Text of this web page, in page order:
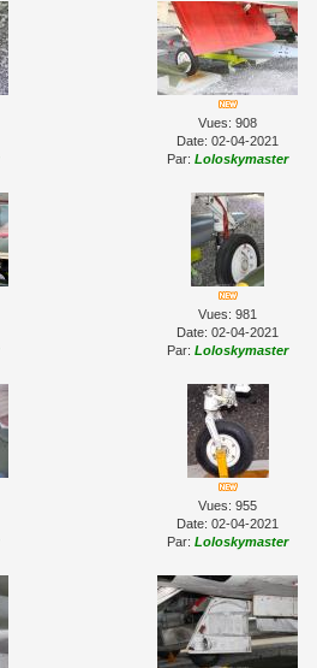
Vues: 908
Date: 02-04-2021
Par: Loloskymaster
Vues: 981
Date: 02-04-2021
Par: Loloskymaster
Vues: 955
Date: 02-04-2021
Par: Loloskymaster